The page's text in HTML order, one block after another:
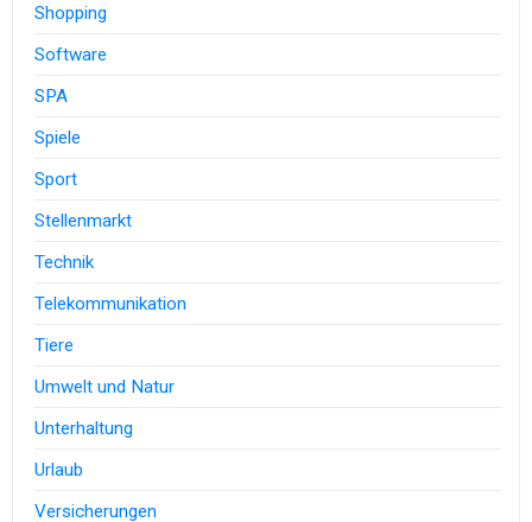
Shopping
Software
SPA
Spiele
Sport
Stellenmarkt
Technik
Telekommunikation
Tiere
Umwelt und Natur
Unterhaltung
Urlaub
Versicherungen